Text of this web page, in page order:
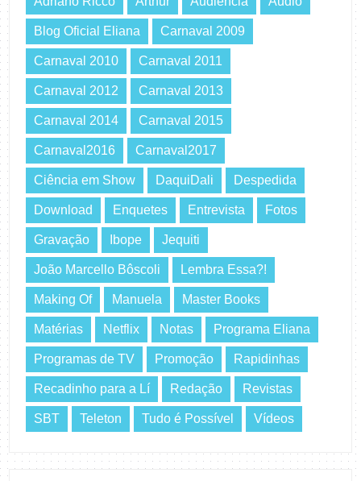
Blog Oficial Eliana Carnaval 2009
Carnaval 2010 Carnaval 2011
Carnaval 2012 Carnaval 2013
Carnaval 2014 Carnaval 2015
Carnaval2016 Carnaval2017
Ciência em Show DaquiDali Despedida
Download Enquetes Entrevista Fotos
Gravação Ibope Jequiti
João Marcello Bôscoli Lembra Essa?!
Making Of Manuela Master Books
Matérias Netflix Notas Programa Eliana
Programas de TV Promoção Rapidinhas
Recadinho para a Lí Redação Revistas
SBT Teleton Tudo é Possível Vídeos